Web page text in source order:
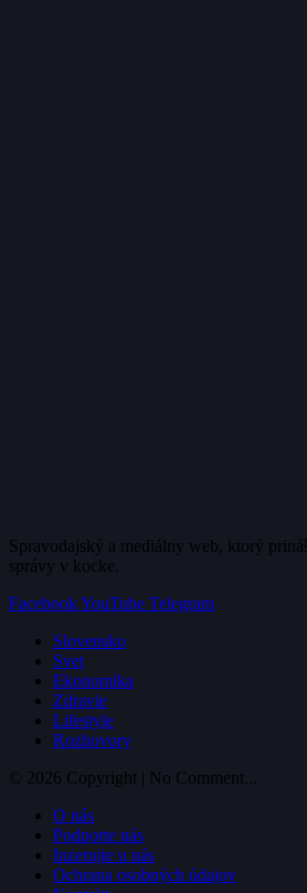
Spravodajský a mediálny web, ktorý
správy v kocke.
FacebookYouTube Telegram
Slovensko
Svet
Ekonomika
Zdravie
Lifestyle
Rozhovory
© 2026 Copyright | No Comment...
O nás
Podporte nás
Inzerujte u nás
Ochrana osobných údajov